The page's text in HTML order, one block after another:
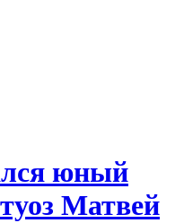
юный
Матвей